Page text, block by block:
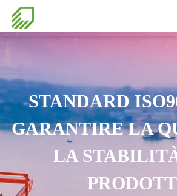
STANDARD
GARANTIRE LA
LA